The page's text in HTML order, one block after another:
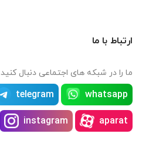
ارتباط با ما
ما را در شبکه های اجتماعی دنبال کنید
whatsapp
telegram
aparat
instagram